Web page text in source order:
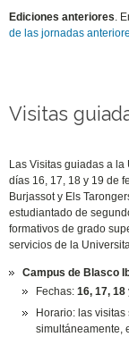
Ediciones anteriores.
de las jornadas
Visitas
Las Visitas guiadas a
días 16, 17, 18 y 19 de
Burjassot y Els
estudiantado de
formativos de grado
servicios de la
Campus de Blasco
Fechas:16, 17,
Horario: las
simultáneamente,